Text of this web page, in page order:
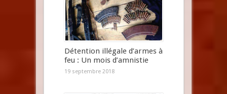
Détention illégale d’armes à
feu : Un mois d’amnistie
19 septembre 2018